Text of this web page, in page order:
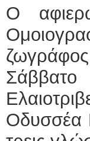
Ο
Οδυσσέα